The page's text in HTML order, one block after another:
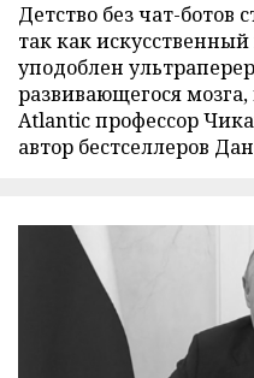
Детство без чат-ботов
так как
уподоблен
развивающегося
Atlantic профессор
автор бестселлеров